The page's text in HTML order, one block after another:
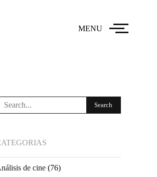
MENU
de cine (76)